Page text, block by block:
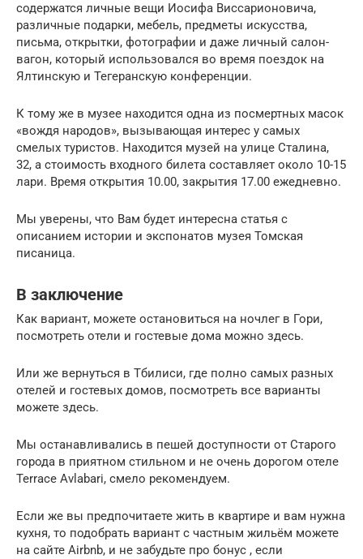
содержатся личные вещи Иосифа Виссарионовича,
различные подарки, мебель, предметы искусства,
письма, открытки, фотографии и даже личный салон-
вагон, который использовался во время поездок на
Ялтинскую и Тегеранскую конференции.
К тому же в музее находится одна из посмертных масок
«вождя народов», вызывающая интерес у самых
смелых туристов. Находится музей на улице Сталина,
32, а стоимость входного билета составляет около 10-15
лари. Время открытия 10.00, закрытия 17.00 ежедневно.
Мы уверены, что Вам будет интересна статья с
описанием истории и экспонатов музея Томская
писаница.
В заключение
Как вариант, можете остановиться на ночлег в Гори,
посмотреть отели и гостевые дома можно здесь.
Или же вернуться в Тбилиси, где полно самых разных
отелей и гостевых домов, посмотреть все варианты
можете здесь.
Мы останавливались в пешей доступности от Старого
города в приятном стильном и не очень дорогом отеле
Terrace Avlabari, смело рекомендуем.
Если же вы предпочитаете жить в квартире и вам нужна
кухня, то подобрать вариант с частным жильём можете
на сайте Airbnb, и не забудьте про бонус , если